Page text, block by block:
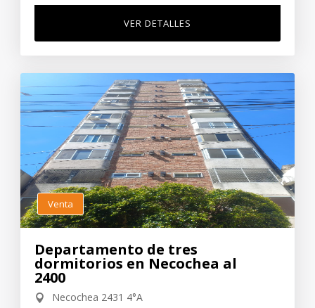
VER DETALLES
Venta
Departamento de tres
dormitorios en Necochea al
2400
Necochea 2431 4°A